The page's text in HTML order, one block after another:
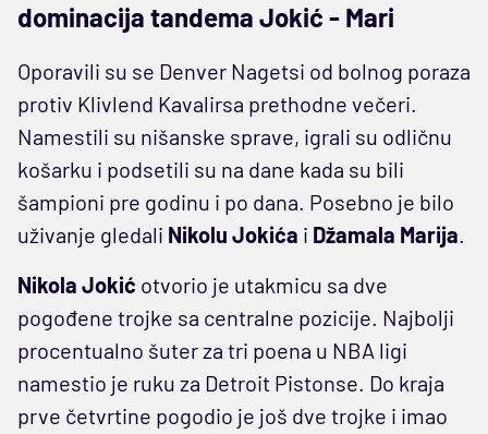
dominacija tandema Jokić - Mari
Oporavili su se Denver Nagetsi od bolnog poraza
protiv Klivlend Kavalirsa prethodne večeri.
Namestili su nišanske sprave, igrali su odličnu
košarku i podsetili su na dane kada su bili
šampioni pre godinu i po dana. Posebno je bilo
uživanje gledali Nikolu Jokića i Džamala Marija.
Nikola Jokić otvorio je utakmicu sa dve
pogođene trojke sa centralne pozicije. Najbolji
procentualno šuter za tri poena u NBA ligi
namestio je ruku za Detroit Pistonse. Do kraja
prve četvrtine pogodio je još dve trojke i imao